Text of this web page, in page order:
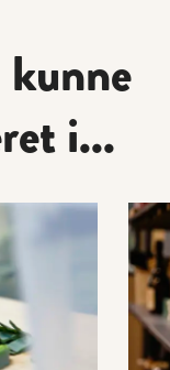
kunne
i...
Læs